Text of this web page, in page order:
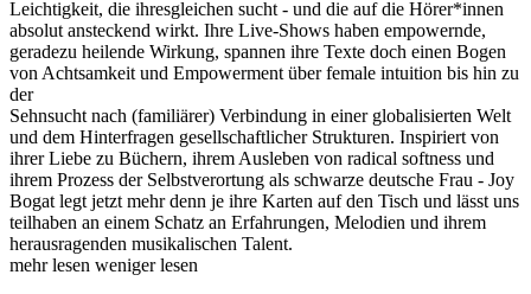
Leichtigkeit, die ihresgleichen sucht - und die auf die Hörer*innen
absolut ansteckend wirkt. Ihre Live-Shows haben empowernde,
geradezu heilende Wirkung, spannen ihre Texte doch einen Bogen
von Achtsamkeit und Empowerment über female intuition bis hin zu
der
Sehnsucht nach (familiärer) Verbindung in einer globalisierten Welt
und dem Hinterfragen gesellschaftlicher Strukturen. Inspiriert von
ihrer Liebe zu Büchern, ihrem Ausleben von radical softness und
ihrem Prozess der Selbstverortung als schwarze deutsche Frau - Joy
Bogat legt jetzt mehr denn je ihre Karten auf den Tisch und lässt uns
teilhaben an einem Schatz an Erfahrungen, Melodien und ihrem
herausragenden musikalischen Talent.
mehr lesen weniger lesen